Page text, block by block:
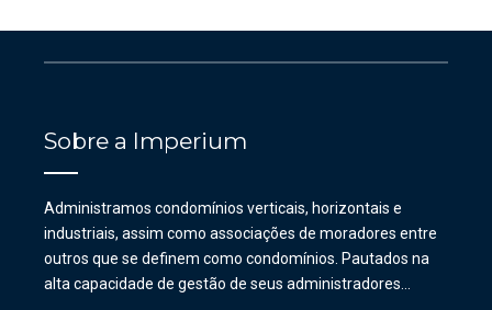
Sobre a Imperium
Administramos condomínios verticais, horizontais e
industriais, assim como associações de moradores entre
outros que se definem como condomínios. Pautados na
alta capacidade de gestão de seus administradores…